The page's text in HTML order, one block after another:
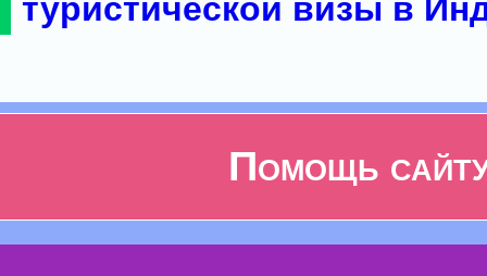
туристической визы в
Помощь